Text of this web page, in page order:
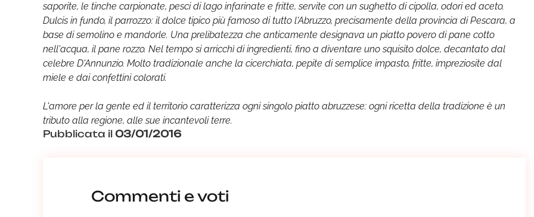
saporite, le tinche carpionate, pesci di lago infarinate e fritte, servite con un sughetto di cipolla, odori ed aceto.
Dulcis in fundo, il parrozzo: il dolce tipico più famoso di tutto l'Abruzzo, precisamente della provincia di Pescara, a
base di semolino e mandorle. Una prelibatezza che anticamente designava un piatto povero di pane cotto
nell'acqua, il pane rozzo. Nel tempo si arricchì di ingredienti, fino a diventare uno squisito dolce, decantato dal
celebre D'Annunzio. Molto tradizionale anche la cicerchiata, pepite di semplice impasto, fritte, impreziosite dal
miele e dai confettini colorati.
L'amore per la gente ed il territorio caratterizza ogni singolo piatto abruzzese: ogni ricetta della tradizione è un
tributo alla regione, alle sue incantevoli terre.
Pubblicata il 03/01/2016
Commenti e voti